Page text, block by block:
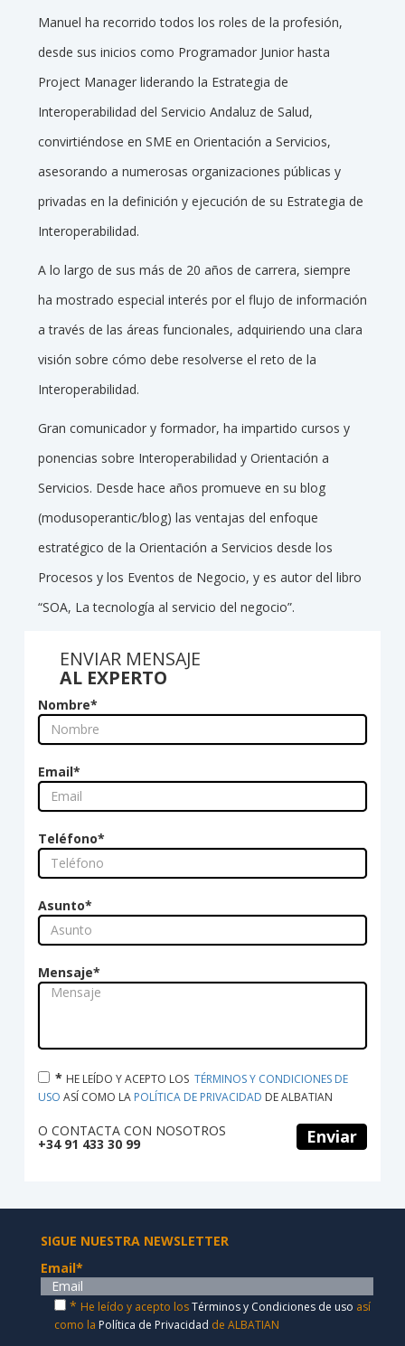
Manuel ha recorrido todos los roles de la profesión,
desde sus inicios como Programador Junior hasta
Project Manager liderando la Estrategia de
Interoperabilidad del Servicio Andaluz de Salud,
convirtiéndose en SME en Orientación a Servicios,
asesorando a numerosas organizaciones públicas y
privadas en la definición y ejecución de su Estrategia de
Interoperabilidad.
A lo largo de sus más de 20 años de carrera, siempre
ha mostrado especial interés por el flujo de información
a través de las áreas funcionales, adquiriendo una clara
visión sobre cómo debe resolverse el reto de la
Interoperabilidad.
Gran comunicador y formador, ha impartido cursos y
ponencias sobre Interoperabilidad y Orientación a
Servicios. Desde hace años promueve en su blog
(modusoperantic/blog) las ventajas del enfoque
estratégico de la Orientación a Servicios desde los
Procesos y los Eventos de Negocio, y es autor del libro
“SOA, La tecnología al servicio del negocio”.
ENVIAR MENSAJE
AL EXPERTO
Nombre*
Email*
Teléfono*
Asunto*
Mensaje*
* HE LEÍDO Y ACEPTO LOS TÉRMINOS Y CONDICIONES DE
USO ASÍ COMO LA POLÍTICA DE PRIVACIDAD DE ALBATIAN
O CONTACTA CON NOSOTROS
+34 91 433 30 99 Enviar
SIGUE NUESTRA NEWSLETTER
Email*
* He leído y acepto losTérminos y Condiciones de uso así
como la Política de Privacidad de ALBATIAN